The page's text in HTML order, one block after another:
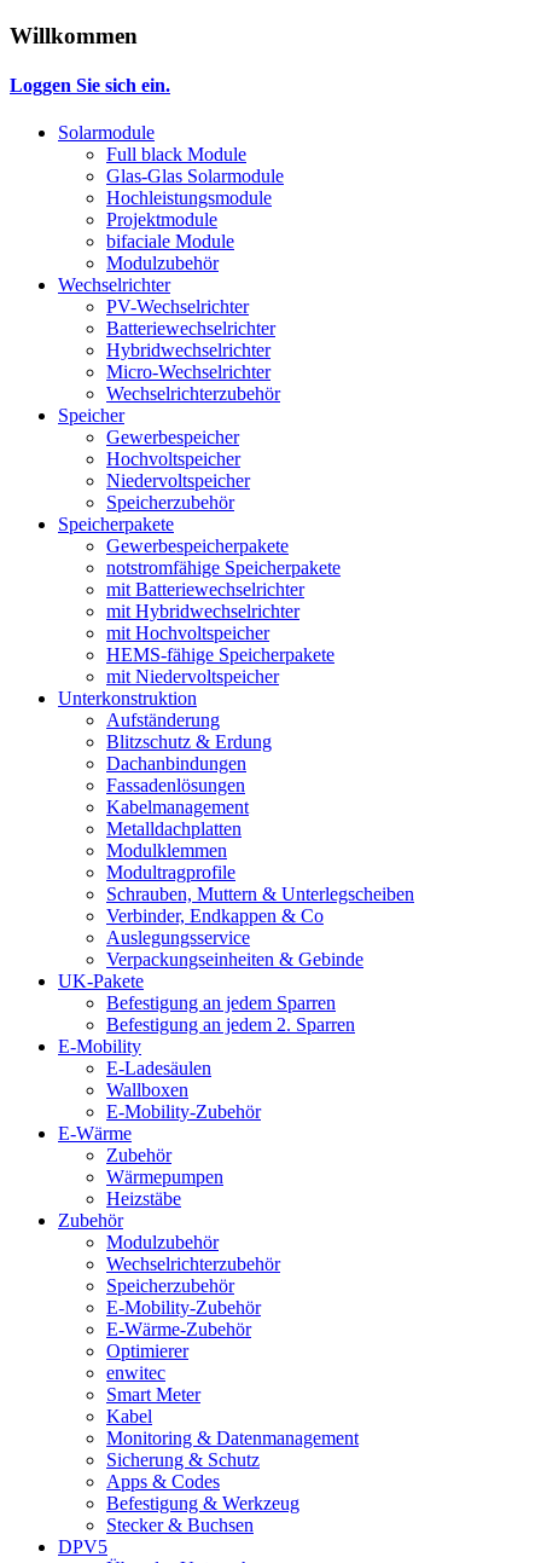
Willkommen
Loggen Sie sich ein.
Solarmodule
Full black Module
Glas-Glas Solarmodule
Hochleistungsmodule
Projektmodule
bifaciale Module
Modulzubehör
Wechselrichter
PV-Wechselrichter
Batteriewechselrichter
Hybridwechselrichter
Micro-Wechselrichter
Wechselrichterzubehör
Speicher
Gewerbespeicher
Hochvoltspeicher
Niedervoltspeicher
Speicherzubehör
Speicherpakete
Gewerbespeicherpakete
notstromfähige Speicherpakete
mit Batteriewechselrichter
mit Hybridwechselrichter
mit Hochvoltspeicher
HEMS-fähige Speicherpakete
mit Niedervoltspeicher
Unterkonstruktion
Aufständerung
Blitzschutz & Erdung
Dachanbindungen
Fassadenlösungen
Kabelmanagement
Metalldachplatten
Modulklemmen
Modultragprofile
Schrauben, Muttern & Unterlegscheiben
Verbinder, Endkappen & Co
Auslegungsservice
Verpackungseinheiten & Gebinde
UK-Pakete
Befestigung an jedem Sparren
Befestigung an jedem 2. Sparren
E-Mobility
E-Ladesäulen
Wallboxen
E-Mobility-Zubehör
E-Wärme
Zubehör
Wärmepumpen
Heizstäbe
Zubehör
Modulzubehör
Wechselrichterzubehör
Speicherzubehör
E-Mobility-Zubehör
E-Wärme-Zubehör
Optimierer
enwitec
Smart Meter
Kabel
Monitoring & Datenmanagement
Sicherung & Schutz
Apps & Codes
Befestigung & Werkzeug
Stecker & Buchsen
DPV5